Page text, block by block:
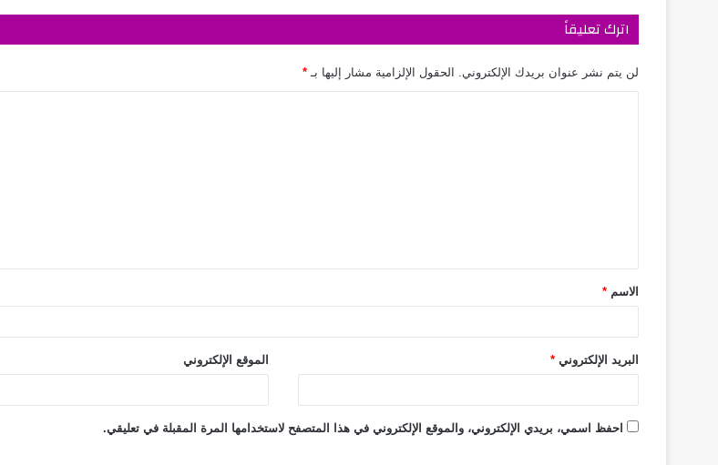
اترك تعليقاً
لن يتم نشر عنوان بريدك الإلكتروني. الحقول الإلزامية مشار إليها بـ *
الاسم *
البريد الإلكتروني * الموقع الإلكتروني
احفظ اسمي، بريدي الإلكتروني، والموقع الإلكتروني في هذا المتصفح لاستخدامها المرة المقبلة في تعليقي.